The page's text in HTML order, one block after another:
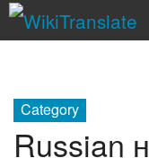
Category
Russian